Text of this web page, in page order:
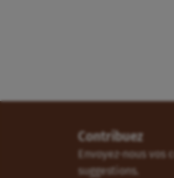
Contribuez
Envoyez-nous
suggestions.